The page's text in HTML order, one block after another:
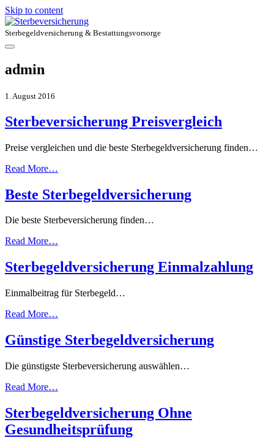
Skip to content
Sterbegeldversicherung & Bestattungsvorsorge
admin
1. August 2016
Sterbeversicherung Preisvergleich
Preise vergleichen und die beste Sterbegeldversicherung finden…
Read More…
Beste Sterbegeldversicherung
Die beste Sterbeversicherung finden…
Read More…
Sterbegeldversicherung Einmalzahlung
Einmalbeitrag für Sterbegeld…
Read More…
Günstige Sterbegeldversicherung
Die günstigste Sterbeversicherung auswählen…
Read More…
Sterbegeldversicherung Ohne
Gesundheitsprüfung